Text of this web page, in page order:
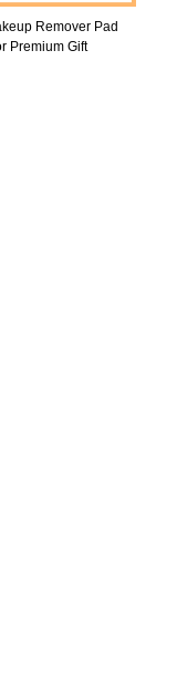
Remover Pad
Premium Gift